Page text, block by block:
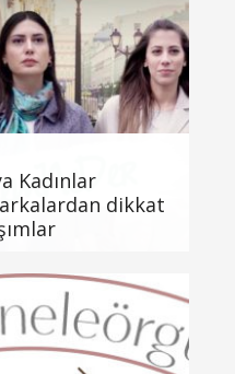
Kadınlar
dikkat